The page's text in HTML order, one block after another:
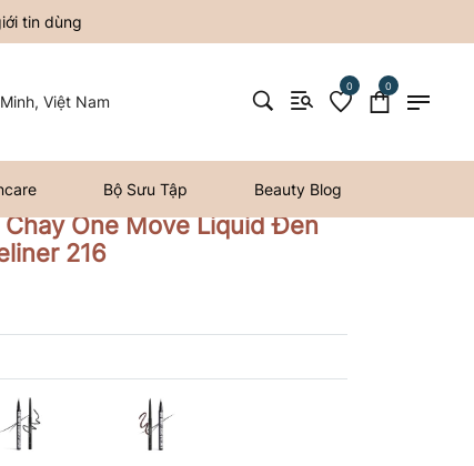
tin dùng
Việt Nam
0 0
Bộ Sưu Tập Beauty Blog
One Move Liquid Đen
216